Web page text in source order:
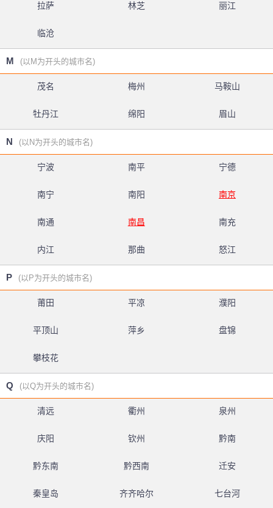
拉萨 林芝 丽江
临沧
M (以M为开头的城市名)
茂名 梅州 马鞍山
牡丹江 绵阳 眉山
N (以N为开头的城市名)
宁波 南平 宁德
南宁 南阳 南京
南通 南昌 南充
内江 那曲 怒江
P (以P为开头的城市名)
莆田 平凉 濮阳
平顶山 萍乡 盘锦
攀枝花
Q (以Q为开头的城市名)
清远 衢州 泉州
庆阳 钦州 黔南
黔东南 黔西南 迁安
秦皇岛 齐齐哈尔 七台河